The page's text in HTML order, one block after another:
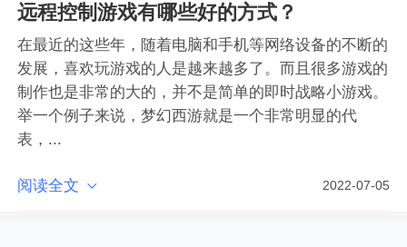
远程控制游戏有哪些好的方式？
在最近的这些年，随着电脑和手机等网络设备的不断的
发展，喜欢玩游戏的人是越来越多了。而且很多游戏的
制作也是非常的大的，并不是简单的即时战略小游戏。
举一个例子来说，梦幻西游就是一个非常明显的代
表，...
2022-07-05
阅读全文 